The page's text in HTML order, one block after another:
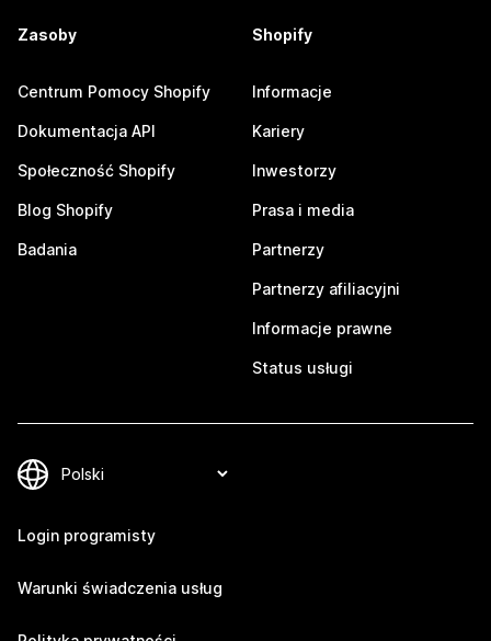
Zasoby
Centrum Pomocy Shopify
Dokumentacja API
Społeczność Shopify
Blog Shopify
Badania
Shopify
Informacje
Kariery
Inwestorzy
Prasa i media
Partnerzy
Partnerzy afiliacyjni
Informacje prawne
Status usługi
Login programisty
Warunki świadczenia usług